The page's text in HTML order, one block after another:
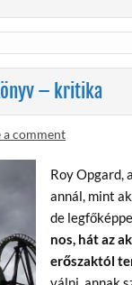
– kritika
a comment
Roy Opgard,
annál, mint
de
nos, hát az
erőszaktól